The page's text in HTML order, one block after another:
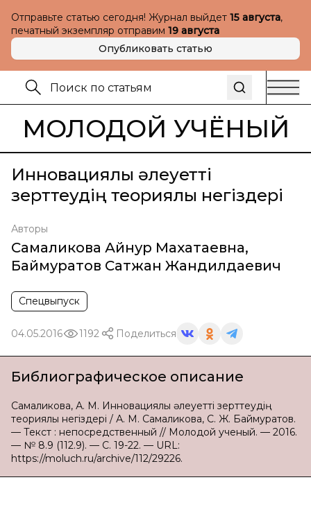
Отправьте статью сегодня! Журнал выйдет 15 августа,
печатный экземпляр отправим 19 августа
Опубликовать статью
МОЛОДОЙ УЧЁНЫЙ
Инновациялық әлеуетті
зерттеудің теориялық негіздері
Авторы
Самаликова Айнур Махатаевна,
Баймуратов Сатжан Жандилдаевич
Спецвыпуск
04.05.2016 1192 Поделиться
Библиографическое описание
Самаликова, А. М. Инновациялық әлеуетті зерттеудің
теориялық негіздері / А. М. Самаликова, С. Ж. Баймуратов.
— Текст : непосредственный // Молодой ученый. — 2016.
— № 8.9 (112.9). — С. 19-22. — URL:
https://moluch.ru/archive/112/29226.